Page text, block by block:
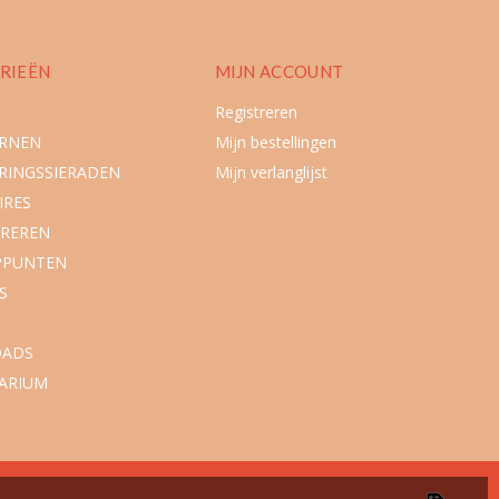
MIJN ACCOUNT
Registreren
Mijn bestellingen
Mijn verlanglijst